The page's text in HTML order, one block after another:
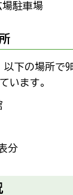
駐車場
下の場所で9
います。
分